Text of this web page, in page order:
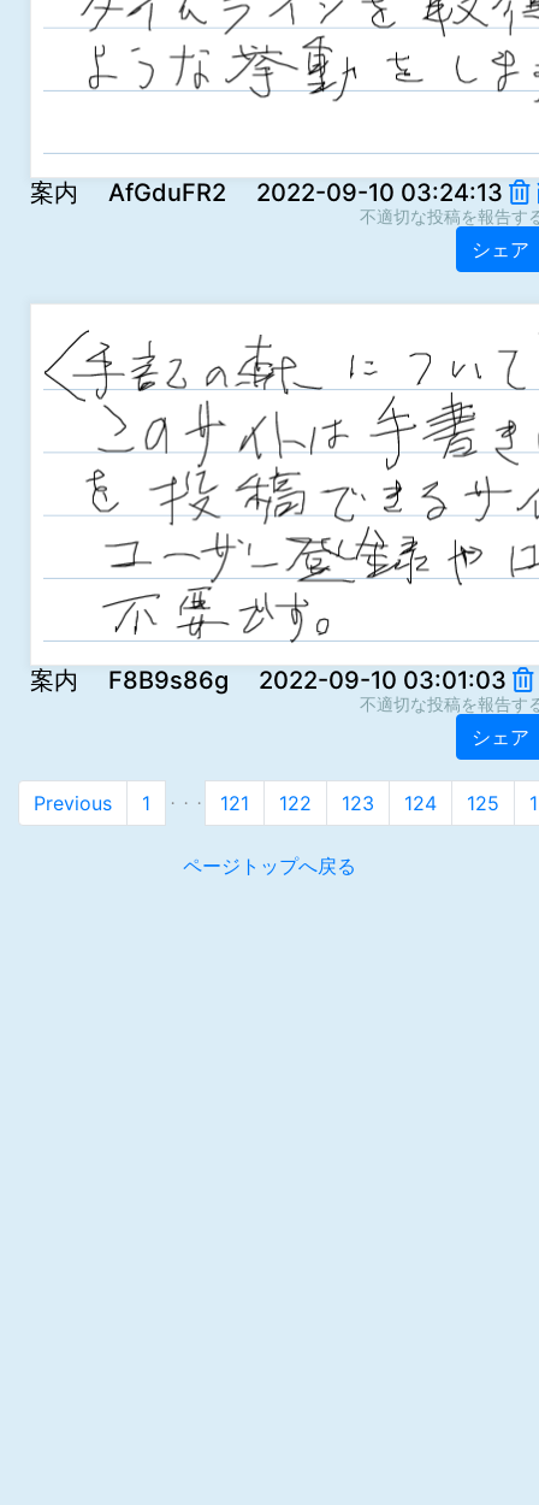
案内 AfGduFR2 2022-09-10 03:24:13
不適切な投稿を報告す
シェア
案内 F8B9s86g 2022-09-10 03:01:03
不適切な投稿を報告す
シェア
Previous 1 ・・・ 121 122 123 124 125
ページトップへ戻る